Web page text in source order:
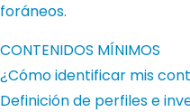
foráneos.
CONTENIDOS MÍNIMOS
¿Cómo identificar mis
Definición de perfiles e